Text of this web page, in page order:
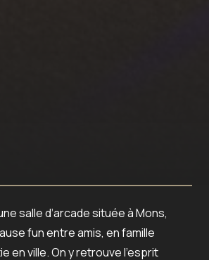
salle d’arcade située à Mons,
fun entre amis, en famille
en ville. On y retrouve l’esprit